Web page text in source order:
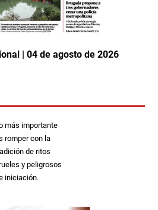
| 04 de agosto de 2026
más importante
romper con la
de ritos
y peligrosos
iniciación.